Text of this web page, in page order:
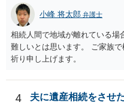
方がよいと思います。
小峰 将太郎 弁護士
相続人間で地域が離れている場
難しいとは思います。 ご家族
祈り申し上げます。
4 夫に遺産相続をさせ